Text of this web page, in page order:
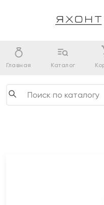
Главная Каталог